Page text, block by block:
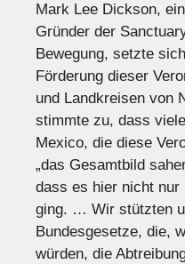
Mark Lee Dickson,
Gründer der
Bewegung, setzte
Förderung dieser
und Landkreisen von
stimmte zu, dass
Mexico, die diese
„das Gesamtbild
dass es hier nicht
ging. … Wir stützten
Bundesgesetze, die,
würden, die